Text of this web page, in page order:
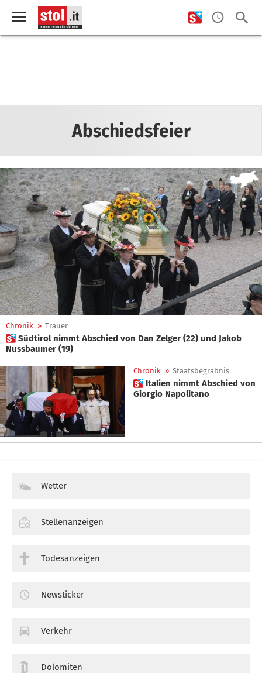
Abschiedsfeier
Chronik » Trauer
 Südtirol nimmt Abschied von Dan Zelger (22) und Jakob
Nussbaumer (19)
Chronik » Staatsbegräbnis
 Italien nimmt Abschied von
Giorgio Napolitano
Wetter
Stellenanzeigen
Todesanzeigen
Newsticker
Verkehr
Dolomiten